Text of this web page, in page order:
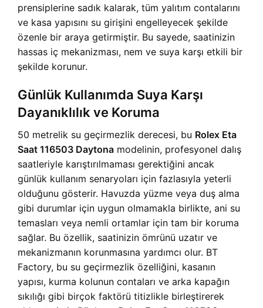
prensiplerine sadık kalarak, tüm yalıtım contalarını
ve kasa yapısını su girişini engelleyecek şekilde
özenle bir araya getirmiştir. Bu sayede, saatinizin
hassas iç mekanizması, nem ve suya karşı etkili bir
şekilde korunur.
Günlük Kullanımda Suya Karşı
Dayanıklılık ve Koruma
50 metrelik su geçirmezlik derecesi, bu Rolex Eta
Saat 116503 Daytona modelinin, profesyonel dalış
saatleriyle karıştırılmaması gerektiğini ancak
günlük kullanım senaryoları için fazlasıyla yeterli
olduğunu gösterir. Havuzda yüzme veya duş alma
gibi durumlar için uygun olmamakla birlikte, ani su
temasları veya nemli ortamlar için tam bir koruma
sağlar. Bu özellik, saatinizin ömrünü uzatır ve
mekanizmanın korunmasına yardımcı olur. BT
Factory, bu su geçirmezlik özelliğini, kasanın
yapısı, kurma kolunun contaları ve arka kapağın
sıkılığı gibi birçok faktörü titizlikle birleştirerek